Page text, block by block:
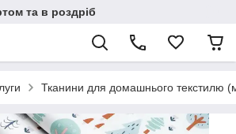
та в роздріб
Тканини для домашнього текстилю